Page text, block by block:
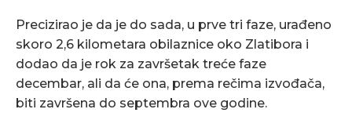
Precizirao je da je do sada, u prve tri faze, urađeno
skoro 2,6 kilometara obilaznice oko Zlatibora i
dodao da je rok za završetak treće faze
decembar, ali da će ona, prema rečima izvođača,
biti završena do septembra ove godine.